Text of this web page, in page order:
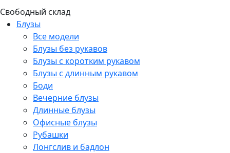
Свободный склад
Блузы
Все модели
Блузы без рукавов
Блузы с коротким рукавом
Блузы с длинным рукавом
Боди
Вечерние блузы
Длинные блузы
Офисные блузы
Рубашки
Лонгслив и бадлон